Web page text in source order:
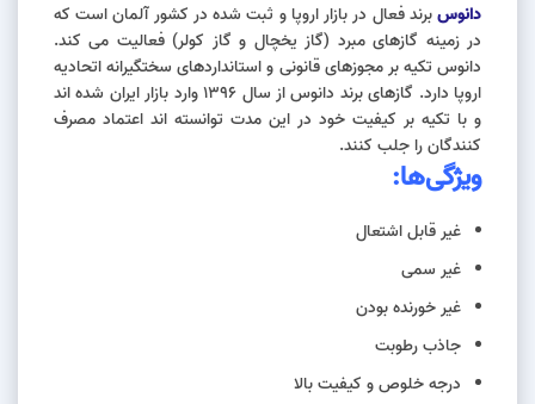
دانوسبرند فعال در بازار اروپا و ثبت شده در کشور آلمان است که
در زمینه گازهای مبرد (گاز یخچال و گاز کولر) فعالیت می کند.
دانوس تکیه بر مجوزهای قانونی و استانداردهای سختگیرانه اتحادیه
اروپا دارد. گازهای برند دانوس از سال 1396 وارد بازار ایران شده اند
و با تکیه بر کیفیت خود در این مدت توانسته اند اعتماد مصرف
کنندگان را جلب کنند.
ویژگی‌ها:
غیر قابل اشتعال
غیر سمی
غیر خورنده بودن
جاذب رطوبت
درجه خلوص و کیفیت بالا